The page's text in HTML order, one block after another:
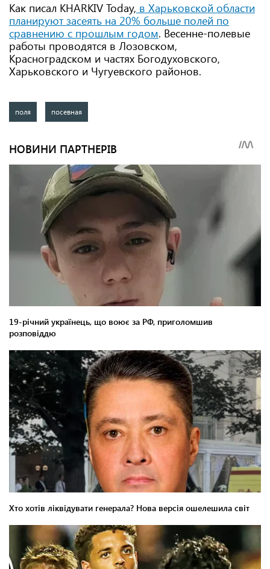
Как писал KHARKIV Today, в Харьковской области
планируют засеять на 20% больше полей по
сравнению с прошлым годом. Весенне-полевые
работы проводятся в Лозовском,
Красноградском и частях Богодуховского,
Харьковского и Чугуевского районов.
поля посевная